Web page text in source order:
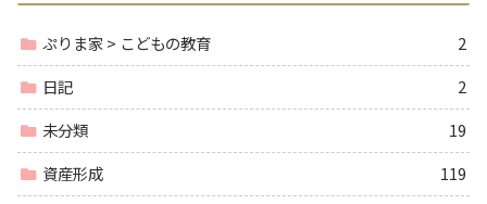
ぷりま家 > こどもの教育
2
日記
2
未分類
19
資産形成
119